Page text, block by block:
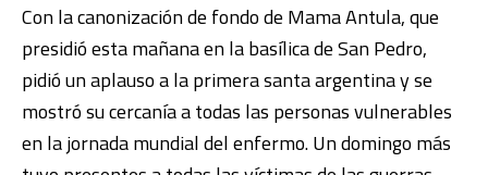
Con la canonización de fondo de Mama Antula, que
presidió esta mañana en la basílica de San Pedro,
pidió un aplauso a la primera santa argentina y se
mostró su cercanía a todas las personas vulnerables
en la jornada mundial del enfermo. Un domingo más